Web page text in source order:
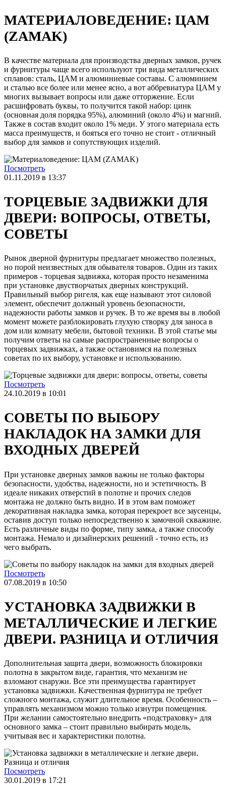
МАТЕРИАЛОВЕДЕНИЕ: ЦАМ
(ZAMAK)
В качестве материала для производства дверных замков, ручек
и фурнитуры чаще всего используют три вида металлических
сплавов: сталь, ЦАМ и алюминиевые составы. С алюминием
и сталью все более или менее ясно, а вот аббревиатура ЦАМ у
многих вызывает вопросы или даже отторжение. Если
расшифровать буквы, то получится такой набор: цинк
(основная доля порядка 95%), алюминий (около 4%) и магний.
Также в состав входит около 1% меди. У этого материала есть
масса преимуществ, и бояться его точно не стоит - отличный
выбор для замков и сопутствующих изделий.
Посмотреть
01.11.2019 в 13:37
ТОРЦЕВЫЕ ЗАДВИЖКИ ДЛЯ
ДВЕРИ: ВОПРОСЫ, ОТВЕТЫ,
СОВЕТЫ
Рынок дверной фурнитуры предлагает множество полезных,
но порой неизвестных для обывателя товаров. Один из таких
примеров - торцевая задвижка, которая просто незаменима
при установке двустворчатых дверных конструкций.
Правильный выбор ригеля, как еще называют этот силовой
элемент, обеспечит должный уровень безопасности,
надежности работы замков и ручек. В то же время вы в любой
момент можете разблокировать глухую створку для заноса в
дом или комнату мебели, бытовой техники. В этой статье мы
получим ответы на самые распространенные вопросы о
торцевых задвижках, а также остановимся на полезных
советах по их выбору, установке и использованию.
Посмотреть
24.10.2019 в 10:01
СОВЕТЫ ПО ВЫБОРУ
НАКЛАДОК НА ЗАМКИ ДЛЯ
ВХОДНЫХ ДВЕРЕЙ
При установке дверных замков важны не только факторы
безопасности, удобства, надежности, но и эстетичность. В
идеале никаких отверстий в полотне и прочих следов
монтажа не должно быть видно. И в этом вам поможет
декоративная накладка замка, которая перекроет все заусенцы,
оставив доступ только непосредственно к замочной скважине.
Есть различные виды по форме, типу замка, а также способу
монтажа. Немало и дизайнерских решений - точно есть, из
чего выбрать.
Посмотреть
07.08.2019 в 10:50
УСТАНОВКА ЗАДВИЖКИ В
МЕТАЛЛИЧЕСКИЕ И ЛЕГКИЕ
ДВЕРИ. РАЗНИЦА И ОТЛИЧИЯ
Дополнительная защита двери, возможность блокировки
полотна в закрытом виде, гарантия, что механизм не
взломают снаружи. Все эти преимущества гарантирует
установка задвижки. Качественная фурнитура не требует
сложного монтажа, служит длительное время. Особенность –
управлять механизмом можно только изнутри помещения.
При желании самостоятельно внедрить «подстраховку» для
основного замка – стоит правильно выбирать модель,
учитывая вес и характеристики полотна.
Посмотреть
30.01.2019 в 17:21